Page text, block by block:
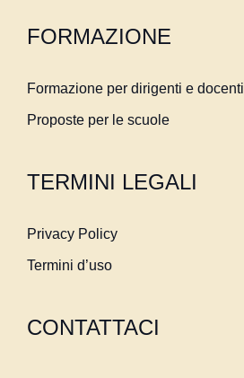
FORMAZIONE
Formazione per dirigenti e docenti
Proposte per le scuole
TERMINI LEGALI
Privacy Policy
Termini d’uso
CONTATTACI